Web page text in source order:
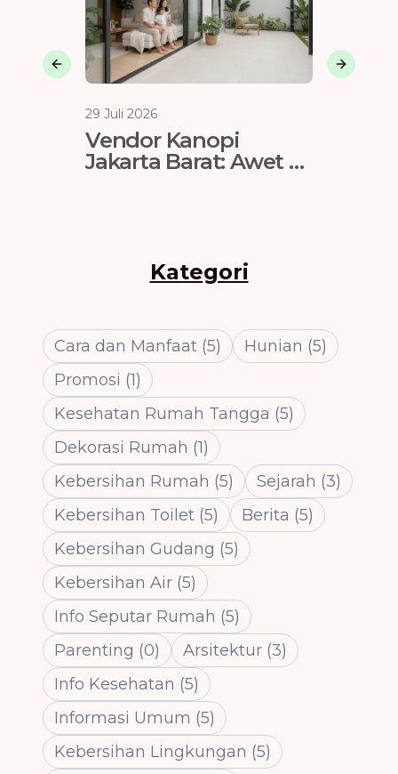
29 Juli 2026
Vendor Kanopi
Jakarta Barat: Awet &
Previous slide Next
Kategori
Cara dan Manfaat (5) Hunian (5)
Promosi (1)
Kesehatan Rumah Tangga (5)
Dekorasi Rumah (1)
Kebersihan Rumah (5) Sejarah (3)
Kebersihan Toilet (5) Berita (5)
Kebersihan Gudang (5)
Kebersihan Air (5)
Info Seputar Rumah (5)
Parenting (0) Arsitektur (3)
Info Kesehatan (5)
Informasi Umum (5)
Kebersihan Lingkungan (5)